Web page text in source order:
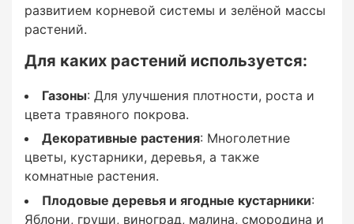
На каких стадиях роста
применяется:
Посадка и пересадка:
развитием корневой системы и зелёной массы
растений.
Для каких растений используется:
Газоны: Для улучшения плотности, роста и
цвета травяного покрова.
Декоративные растения: Многолетние
цветы, кустарники, деревья, а также
комнатные растения.
Плодовые деревья и ягодные кустарники:
Яблони, груши, виноград, малина, смородина и